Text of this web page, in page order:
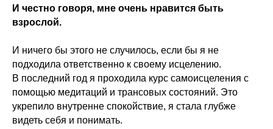
И честно говоря, мне очень нравится быть
взрослой.
И ничего бы этого не случилось, если бы я не
подходила ответственно к своему исцелению.
В последний год я проходила курс самоисцеления с
помощью медитаций и трансовых состояний. Это
укрепило внутренне спокойствие, я стала глубже
видеть себя и понимать.